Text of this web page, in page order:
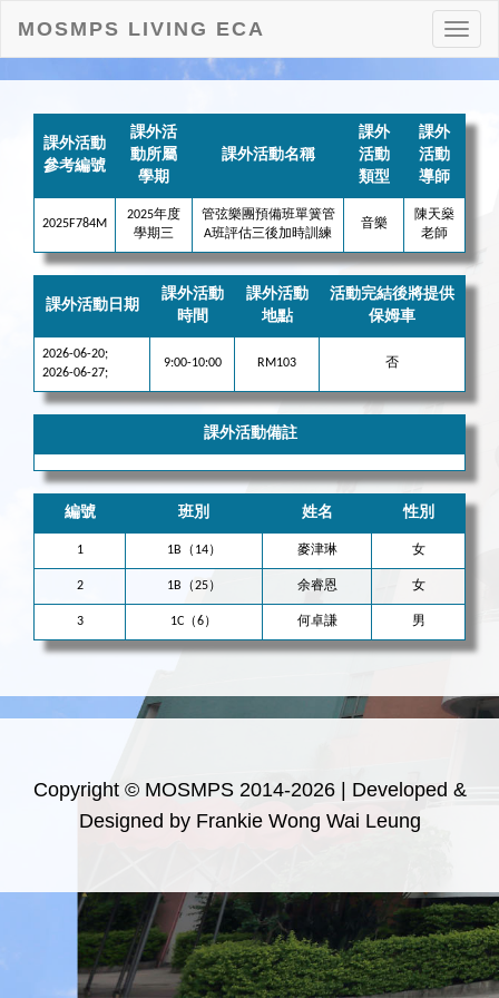
打
開
MOSMPS LIVING ECA
課外活動
參考編號
課外活
動所屬
學期
課外活動名稱
課外
活動
類型
課外
活動
導師
2025F784M
2025年度
學期三
管弦樂團預備班單簧管
A班評估三後加時訓練
音樂
陳天燊
老師
課外活動日期
課外活動
時間
課外活動
地點
活動完結後將提供
保姆車
2026-06-20;
2026-06-27;
9:00-10:00 RM103 否
課外活動備註
編號 班別 姓名 性別
1 1B（14） 麥津琳 女
2 1B（25） 余睿恩 女
3 1C（6） 何卓謙 男
Copyright © MOSMPS 2014-2026 | Developed &
Designed by Frankie Wong Wai Leung